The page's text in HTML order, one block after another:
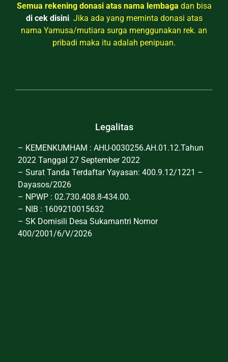
Semua rekening donasi atas nama lembaga dan bisa
di cek disini. Jika ada yang meminta donasi atas
nama Yamusa/mutiara surga menggunakan rek. an
pribadi maka itu adalah penipuan.
Legalitas
– KEMENKUMHAM : AHU-0030256.AH.01.12.Tahun
2022 Tanggal 27 September 2022
– Surat Tanda Terdaftar Yayasan: 400.9.12/1221 –
Dayasos/2026
– NPWP : 02.730.408.8-434.00.
– NIB : 1609210015632
– SK Domisili Desa Sukamantri Nomor
400/2001/6/V/2026